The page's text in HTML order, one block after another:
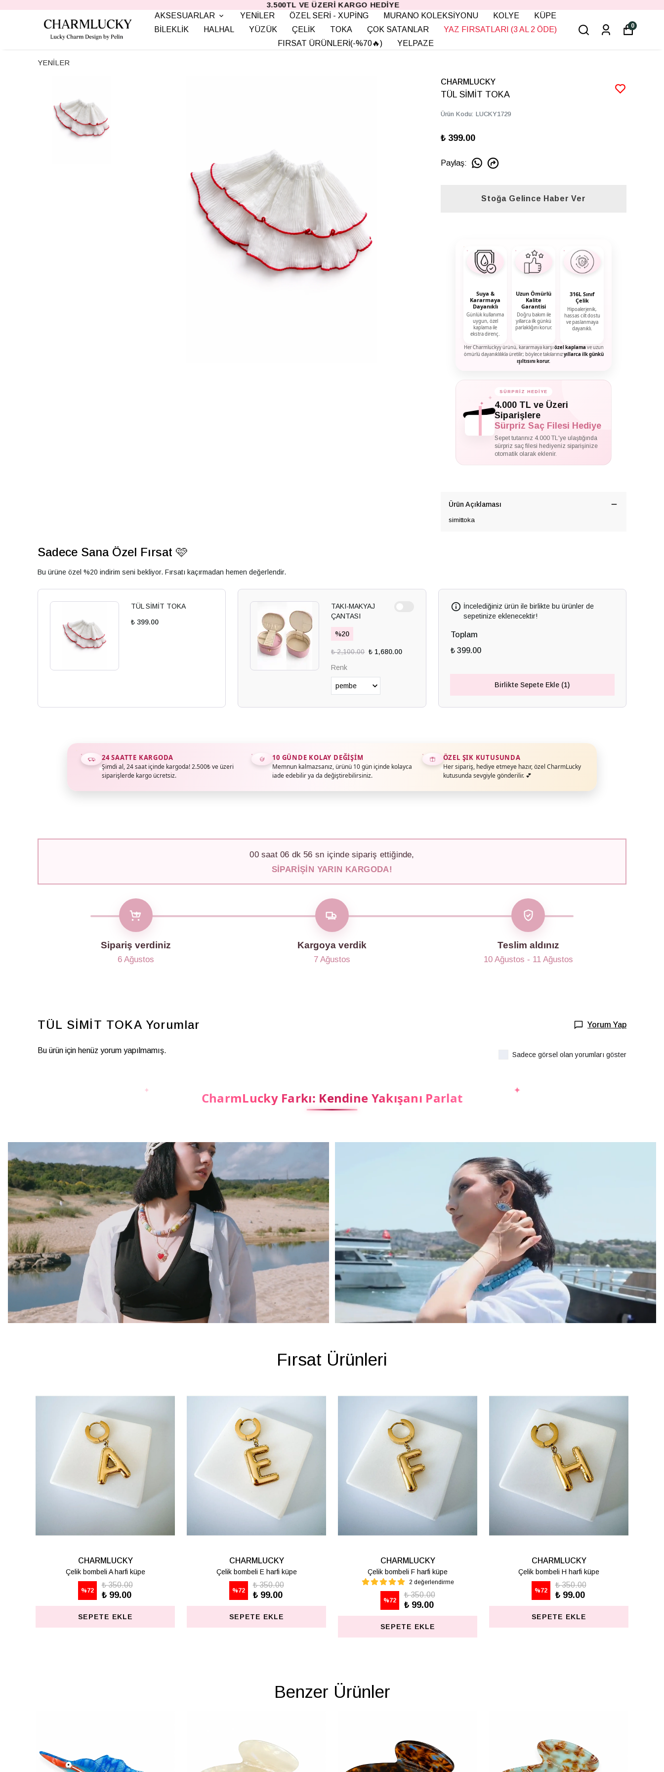
3.500TL VE ÜZERI KARGO HEDIYE
AKSESUARLAR
YENİLER ÖZEL SERİ - XUPİNG MURANO KOLEKSİYONU KOLYE
KÜPE
BİLEKLİK
HALHAL YÜZÜK ÇELİK TOKA ÇOK SATANLAR
YAZ FIRSATLARI (3 AL 2 ÖDE)
FIRSAT ÜRÜNLERİ(-%70🔥)
YELPAZE
0
YENİLER
CHARMLUCKY
TÜL SİMİT TOKA
Ürün Kodu: LUCKY1729
₺ 399.00
Paylaş:
Stoğa Gelince Haber Ver
Suya &
Kararmaya
Dayanıklı
Günlük kullanıma
uygun, özel
kaplama ile
ekstra direnç.
Uzun Ömürlü
Kalite
Garantisi
Doğru bakım ile
yıllarca ilk günkü
parlaklığını korur.
316L Sınıf
Çelik
Hipoalerjenik,
hassas cilt dostu
ve paslanmaya
dayanıklı.
Her Charmluckyy ürünü, kararmaya karşıözel kaplama ve uzun
ömürlü dayanıklılıkla üretilir; böylece takılarınızyıllarca ilk günkü
ışıltısını korur.
✦
✦
SÜRPRİZ HEDİYE
4.000 TL ve Üzeri
Siparişlere
Sürpriz Saç Filesi Hediye
Sepet tutarınız 4.000 TL'ye ulaştığında
sürpriz saç filesi hediyeniz siparişinize
otomatik olarak eklenir.
Ürün Açıklaması
simittoka
Sadece Sana Özel Fırsat 🩷
Bu ürüne özel %20 indirim seni bekliyor. Fırsatı kaçırmadan hemen değerlendir.
TÜL SİMİT TOKA
₺ 399.00
TAKI-MAKYAJ
ÇANTASI
%20
₺ 2,100.00 ₺ 1,680.00
Renk
İncelediğiniz ürün ile birlikte bu ürünler de
sepetinize eklenecektir!
Toplam
₺ 399.00
Birlikte Sepete Ekle (1)
24 SAATTE KARGODA
Şimdi al, 24 saat içinde kargoda! 2.500₺ ve üzeri
siparişlerde kargo ücretsiz.
10 GÜNDE KOLAY DEĞIŞIM
Memnun kalmazsanız, ürünü 10 gün içinde kolayca
iade edebilir ya da değiştirebilirsiniz.
ÖZEL ŞIK KUTUSUNDA
Her sipariş, hediye etmeye hazır, özel CharmLucky
kutusunda sevgiyle gönderilir. 💕
00saat06 dk 53 sn içinde sipariş ettiğinde,
SIPARIŞIN YARIN KARGODA!
Sipariş verdiniz
6 Ağustos
Kargoya verdik
7 Ağustos
Teslim aldınız
10 Ağustos - 11 Ağustos
TÜL SİMİT TOKA Yorumlar Yorum Yap
Bu ürün için henüz yorum yapılmamış. Sadece görsel olan yorumları göster
CharmLucky Farkı: Kendine Yakışanı Parlat
Fırsat Ürünleri
CHARMLUCKY
Çelik bombeli K harfi küpe
%72
₺ 350.00
₺ 99.00
SEPETE EKLE
CHARMLUCKY
Çelik bombeli M harfi lüpe
1 değerlendirme
%72
₺ 350.00
₺ 99.00
SEPETE EKLE
CHARMLUCKY
Çelik bombeli S harfi küpe
%72
₺ 350.00
₺ 99.00
SEPETE EKLE
CHARMLUCKY
Çelik bombeli T harfi küpe
%72
₺ 350.00
₺ 99.00
SEPETE EKLE
Benzer Ürünler